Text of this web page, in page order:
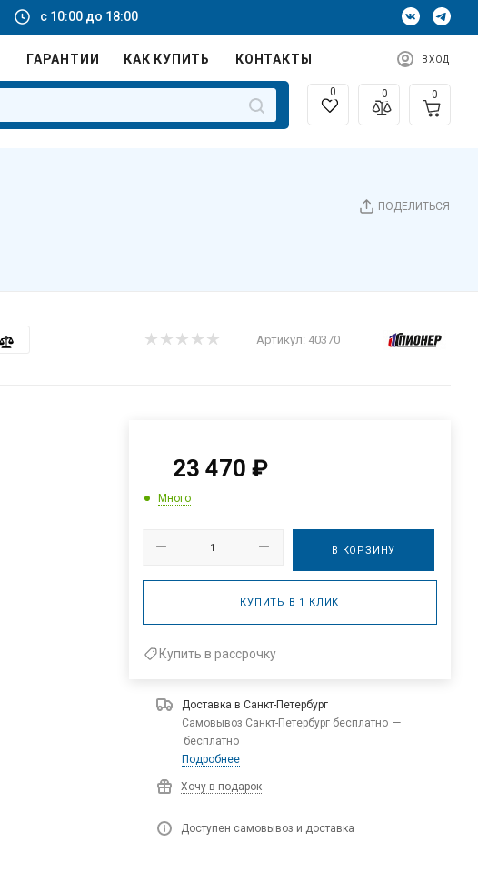
с 10:00 до 18:00
ГАРАНТИИ КАК КУПИТЬ КОНТАКТЫ ВХОД
0 0 0
ПОДЕЛИТЬСЯ
Артикул: 40370
23 470 ₽
Много
В КОРЗИНУ
КУПИТЬ В 1 КЛИК
Купить в рассрочку
Доставка в Санкт-Петербург
Самовывоз Санкт-Петербург бесплатно —
бесплатно
Подробнее
Хочу в подарок
Доступен самовывоз и доставка